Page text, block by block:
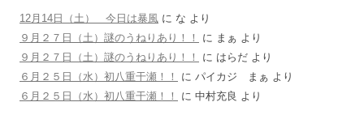
12月14日（土） 今日は暴風 に な より
９月２７日（土）謎のうねりあり！！
に まぁ より
９月２７日（土）謎のうねりあり！！
に はらだ より
６月２５日（水）初八重干瀬！！
に パイカジ まぁ より
６月２５日（水）初八重干瀬！！
に 中村充良 より